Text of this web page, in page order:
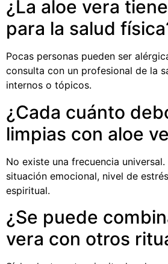
¿La aloe vera
para la salud
Pocas personas pueden ser
consulta con un profesional de la
internos o tópicos.
¿Cada cuánto
limpias con aloe
No existe una frecuencia
situación emocional, nivel de
espiritual.
¿Se puede
vera con otros